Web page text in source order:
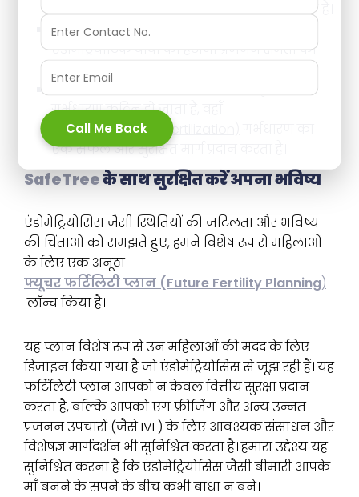
एग फ्रीजिंग एक सुरक्षा कवच की तरह काम करता है।
उपचार के विकल्प:
एंडोमेट्रियोटिक घावों को हटाना प्रजनन क्षमता को
काफी हद तक बेहतर बना सकता है।
गर्भधारण कठिन हो जाता है, वहाँ
आईवीएफ (In-Vitro Fertilization)
एक सफल और सुरक्षित मार्ग प्रदान करता है।
SafeTreeके साथ सुरक्षित करें अपना भविष्य
एंडोमेट्रियोसिस जैसी स्थितियों की जटिलता और भविष्य
की चिंताओं को समझते हुए, हमने विशेष रूप से महिलाओं
के लिए एक अनूठा
फ्यूचर फर्टिलिटी प्लान (Future Fertility Planning)
लॉन्च किया है।
यह प्लान विशेष रूप से उन महिलाओं की मदद के लिए
डिज़ाइन किया गया है जो एंडोमेट्रियोसिस से जूझ रही हैं। यह
फर्टिलिटी प्लान आपको न केवल वित्तीय सुरक्षा प्रदान
करता है, बल्कि आपको एग फ्रीजिंग और अन्य उन्नत
प्रजनन उपचारों (जैसे IVF) के लिए आवश्यक संसाधन और
विशेषज्ञ मार्गदर्शन भी सुनिश्चित करता है। हमारा उद्देश्य यह
सुनिश्चित करना है कि एंडोमेट्रियोसिस जैसी बीमारी आपके
माँ बनने के सपने के बीच कभी बाधा न बने।
Call Me Back